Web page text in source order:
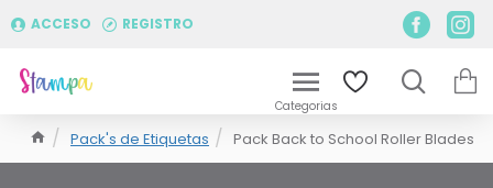
ACCESO REGISTRO
Pack's de Etiquetas Pack Back to School Roller Blades